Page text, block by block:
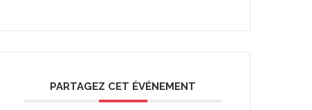
PARTAGEZ CET ÉVÉNEMENT